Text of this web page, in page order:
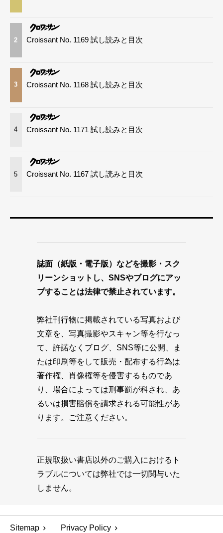
2 Croissant No. 1169 試し読みと目次
3 Croissant No. 1168 試し読みと目次
4 Croissant No. 1171 試し読みと目次
5 Croissant No. 1167 試し読みと目次
誌面（紙版・電子版）などを撮影・スク
リーンショットし、SNSやブログにアッ
プすることは法律で禁止されています。
弊社刊行物に掲載されている写真および
文章を、写真撮影やスキャン等を行なっ
て、許諾なくブログ、SNS等に公開、ま
たは印刷等をして販売・配布する行為は
著作権、肖像権等を侵害するものであ
り、場合によっては刑事罰が科され、あ
るいは損害賠償を請求される可能性があ
ります。ご注意ください。
正規取扱い書店以外のご購入におけるト
ラブルについては弊社では一切関与いた
しません。
Sitemap Privacy Policy